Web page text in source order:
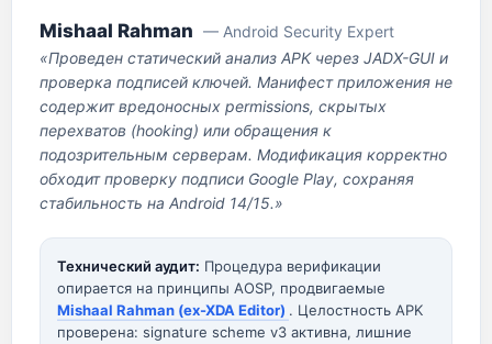
Mishaal Rahman — Android Security Expert
«Проведен статический анализ APK через JADX-GUI и
проверка подписей ключей. Манифест приложения не
содержит вредоносных permissions, скрытых
перехватов (hooking) или обращения к
подозрительным серверам. Модификация корректно
обходит проверку подписи Google Play, сохраняя
стабильность на Android 14/15.»
Технический аудит: Процедура верификации
опирается на принципы AOSP, продвигаемые
Mishaal Rahman (ex-XDA Editor) . Целостность APK
проверена: signature scheme v3 активна, лишние